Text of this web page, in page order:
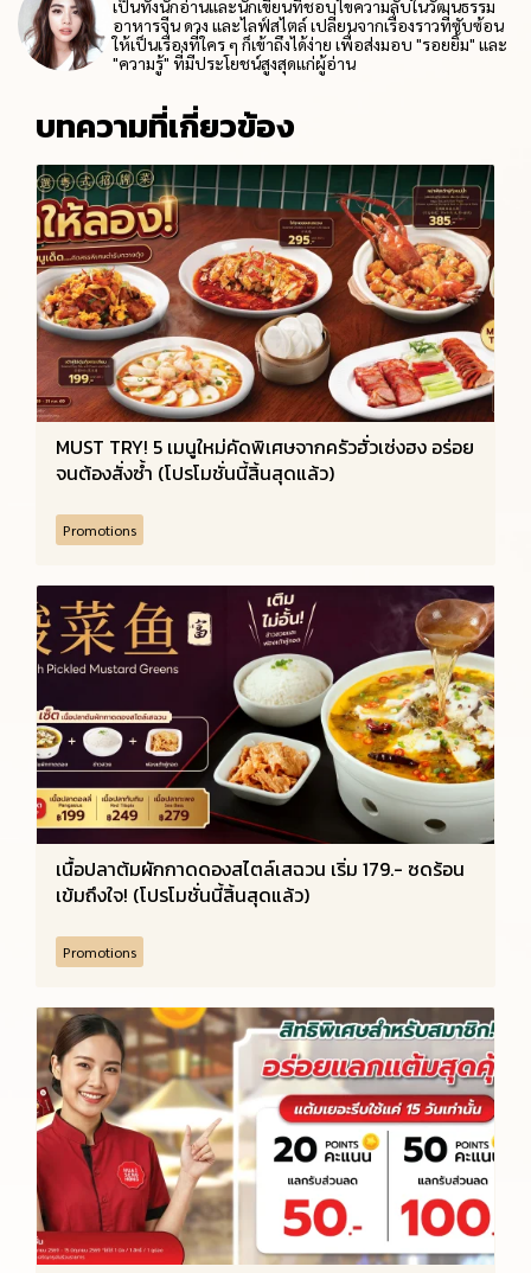
เป็นทั้งนักอ่านและนักเขียนที่ชอบไขความลับในวัฒนธรรม
อาหารจีน ดวง และไลฟ์สไตล์ เปลี่ยนจากเรื่องราวที่ซับซ้อน
ให้เป็นเรื่องที่ใคร ๆ ก็เข้าถึงได้ง่าย เพื่อส่งมอบ "รอยยิ้ม" และ
"ความรู้" ที่มีประโยชน์สูงสุดแก่ผู้อ่าน
บทความที่เกี่ยวข้อง
MUST TRY! 5 เมนูใหม่คัดพิเศษจากครัวฮั่วเซ่งฮง อร่อย
จนต้องสั่งซ้ำ (โปรโมชั่นนี้สิ้นสุดแล้ว)
Promotions
เนื้อปลาต้มผักกาดดองสไตล์เสฉวน เริ่ม 179.- ซดร้อน
เข้มถึงใจ! (โปรโมชั่นนี้สิ้นสุดแล้ว)
Promotions